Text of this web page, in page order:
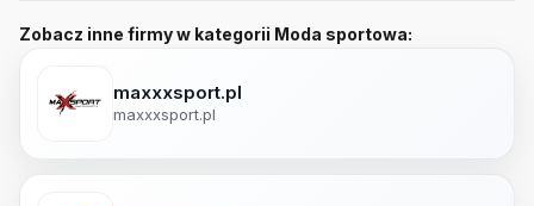
Zobacz inne firmy w kategorii Moda sportowa:
maxxxsport.pl
maxxxsport.pl